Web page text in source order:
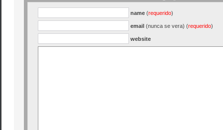
name(requerido)
email(nunca se vera) (requerido)
website